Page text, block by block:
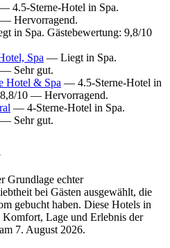
4.5-Sterne-Hotel in Spa.
— Hervorragend.
in Spa. Gästebewertung: 9,8/10
Spa — Liegt in Spa.
— Sehr gut.
Hotel & Spa — 4.5-Sterne-Hotel in
10 — Hervorragend.
— 4-Sterne-Hotel in Spa.
— Sehr gut.
Grundlage echter
bei Gästen ausgewählt, die
gebucht haben. Diese Hotels in
Komfort, Lage und Erlebnis der
7. August 2026.